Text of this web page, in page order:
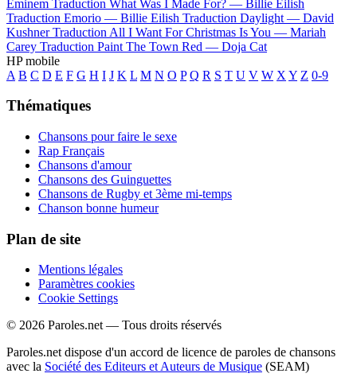
Eminem Traduction What Was I Made For? — Billie Eilish
Traduction Emorio — Billie Eilish Traduction Daylight — David
Kushner Traduction All I Want For Christmas Is You — Mariah
Carey Traduction Paint The Town Red — Doja Cat
HP mobile
A B C D E F G H I J K L M N O P Q R S T U V W X Y Z 0-9
Thématiques
Chansons pour faire le sexe
Rap Français
Chansons d'amour
Chansons des Guinguettes
Chansons de Rugby et 3ème mi-temps
Chanson bonne humeur
Plan de site
Mentions légales
Paramètres cookies
Cookie Settings
© 2026 Paroles.net — Tous droits réservés
Paroles.net dispose d'un accord de licence de paroles de chansons
avec la Société des Editeurs et Auteurs de Musique (SEAM)